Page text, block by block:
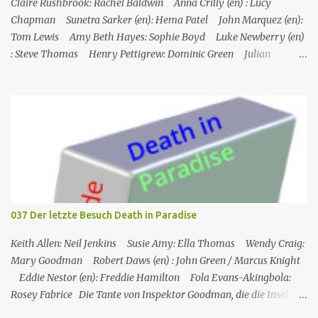
Claire Rushbrook: Rachel Baldwin Anna Crilly (en) : Lucy
Chapman Sunetra Sarker (en): Hema Patel John Marquez (en):
Tom Lewis Amy Beth Hayes: Sophie Boyd Luke Newberry (en)
: Steve Thomas Henry Pettigrew: Dominic Green Julian
seinem Boot aufgefunden. Der Verdacht fällt zunächst auf die
Touristen, die das Boot mit seinem Steuermann am Tag des
Mordes gemietet hatten, und dann auf eine Gruppe von Touristen,
die das Boot am nächsten Tag mieten sollten. Einziges Problem:
Die Verdächtigen sind nach England zurückgekehrt. Der
Kommandant beschließt daraufhin, sein Team (mit Ausnahme von
JP) nach London zu schicken, um die Ermittlungen mit Hilfe eines
037 Der letzte Besuch Death in Paradise
Keith Allen: Neil Jenkins Susie Amy: Ella Thomas Wendy Craig:
Mary Goodman Robert Daws (en) : John Green / Marcus Knight
Eddie Nestor (en): Freddie Hamilton Fola Evans-Akingbola:
Rosey Fabrice Die Tante von Inspektor Goodman, die die Insel